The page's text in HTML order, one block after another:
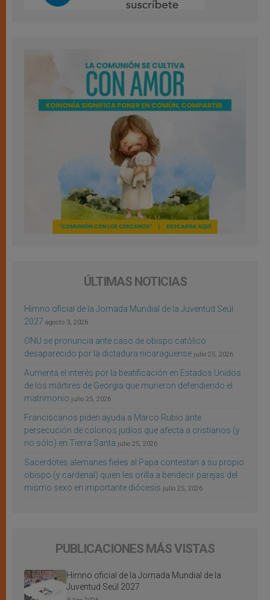
ÚLTIMAS NOTICIAS
Himno oficial de la Jornada Mundial de la Juventud Seúl
2027 agosto 3, 2026
ONU se pronuncia ante caso de obispo católico
desaparecido por la dictadura nicaragüense julio 25, 2026
Aumenta el interés por la beatificación en Estados Unidos
de los mártires de Georgia que murieron defendiendo el
matrimonio julio 25, 2026
Franciscanos piden ayuda a Marco Rubio ante
persecución de colonos judíos que afecta a cristianos (y
no sólo) en Tierra Santa julio 25, 2026
Sacerdotes alemanes fieles al Papa contestan a su propio
obispo (y cardenal) quien les orilla a bendecir parejas del
mismo sexo en importante diócesis julio 25, 2026
PUBLICACIONES MÁS VISTAS
Himno oficial de la Jornada Mundial de la
Juventud Seúl 2027